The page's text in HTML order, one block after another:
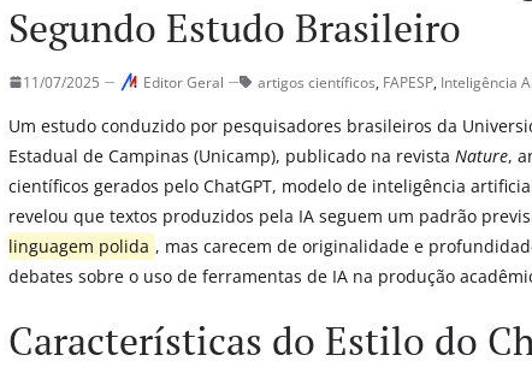
Segundo Estudo Brasileiro
11/07/2025 Editor Geral artigos científicos, FAPESP, Inteligência
Um estudo conduzido por pesquisadores brasileiros da
Estadual de Campinas (Unicamp), publicado na revista Nature,
científicos gerados pelo ChatGPT, modelo de inteligência
revelou que textos produzidos pela IA seguem um padrão
linguagem polida , mas carecem de originalidade e
debates sobre o uso de ferramentas de IA na produção
Características do Estilo do